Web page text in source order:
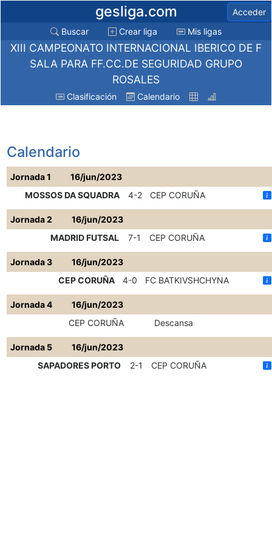
gesliga.com
Acceder
Buscar
Crear liga Mis ligas
XIII CAMPEONATO INTERNACIONAL IBERICO DE F
SALA PARA FF.CC.DE SEGURIDAD GRUPO
ROSALES
Clasificación Calendario
Calendario
Jornada 1
16/jun/2023
MOSSOS DA SQUADRA
4-2 CEP CORUÑA
Jornada 2
16/jun/2023
MADRID FUTSAL
7-1 CEP CORUÑA
Jornada 3
16/jun/2023
CEP CORUÑA
4-0 FC BATKIVSHCHYNA
Jornada 4
16/jun/2023
CEP CORUÑA
Descansa
Jornada 5
16/jun/2023
SAPADORES PORTO
2-1 CEP CORUÑA